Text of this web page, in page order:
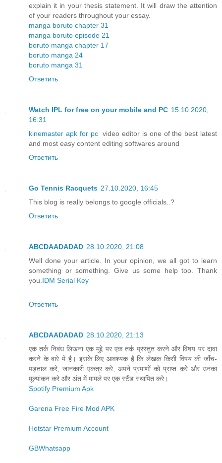
explain it in your thesis statement. It will draw the attention
of your readers throughout your essay.
manga boruto chapter 31
manga boruto episode 21
boruto manga chapter 17
boruto manga 24
boruto manga 31
Ответить
Watch IPL for free on your mobile and PC 15.10.2020,
16:31
kinemaster apk for pcvideo editor is one of the best latest
and most easy content editing softwares around
Ответить
Go Tennis Racquets 27.10.2020, 16:45
This blog is really belongs to google officials..?
Ответить
ABCDAADADAD 28.10.2020, 21:08
Well done your article. In your opinion, we all got to learn
something or something. Give us some help too. Thank
you. IDM Serial Key
Ответить
ABCDAADADAD 28.10.2020, 21:13
एक तर्क निबंध लिखना एक मुद्दे पर एक तर्क प्रस्तुत करने और विषय पर दावा
करने के बारे में है। इसके लिए आवश्यक है कि लेखक किसी विषय की जाँच-
पड़ताल करे, जानकारी एकत्र करे, अपने प्रमाणों को प्राप्त करे और उनका
मूल्यांकन करे और अंत में मामले पर एक स्टैंड स्थापित करे।
Spotify Premium Apk
Garena Free Fire Mod APK
Hotstar Premium Account
GBWhatsapp